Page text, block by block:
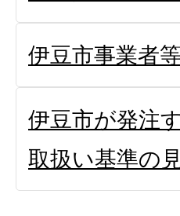
伊豆市事業者
伊豆市が発注
取扱い基準の